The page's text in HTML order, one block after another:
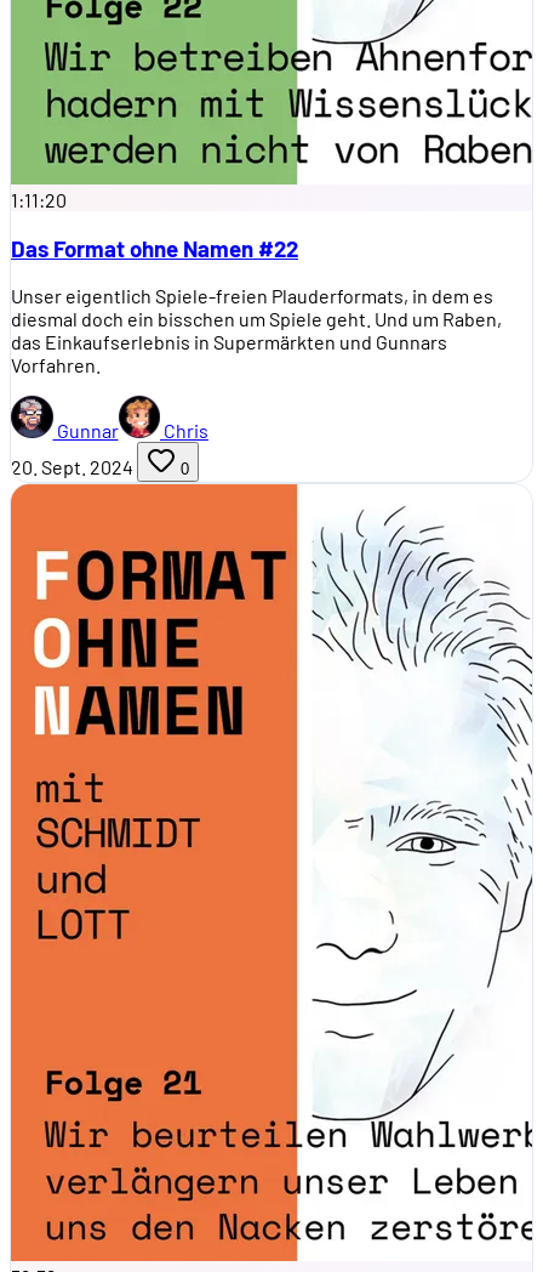
1:11:20
Das Format ohne Namen #22
Unser eigentlich Spiele-freien Plauderformats, in dem es
diesmal doch ein bisschen um Spiele geht. Und um Raben,
das Einkaufserlebnis in Supermärkten und Gunnars
Vorfahren.
Gunnar
Chris
20. Sept. 2024
0